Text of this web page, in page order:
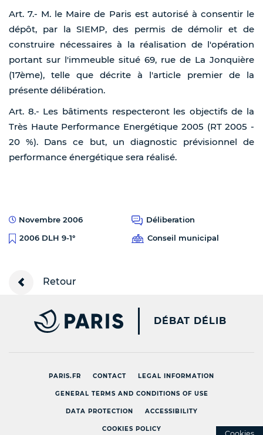
Art. 7.- M. le Maire de Paris est autorisé à consentir le
dépôt, par la SIEMP, des permis de démolir et de
construire nécessaires à la réalisation de l'opération
portant sur l'immeuble situé 69, rue de La Jonquière
(17ème), telle que décrite à l'article premier de la
présente délibération.
Art. 8.- Les bâtiments respecteront les objectifs de la
Très Haute Performance Energétique 2005 (RT 2005 -
20 %). Dans ce but, un diagnostic prévisionnel de
performance énergétique sera réalisé.
Novembre 2006
Déliberation
2006 DLH 9-1°
Conseil municipal
Retour
PARIS.FR [NEW
DÉBAT DÉLIB
PARIS.FR CONTACT LEGAL INFORMATION
GENERAL TERMS AND CONDITIONS OF USE
DATA PROTECTION ACCESSIBILITY
COOKIES POLICY